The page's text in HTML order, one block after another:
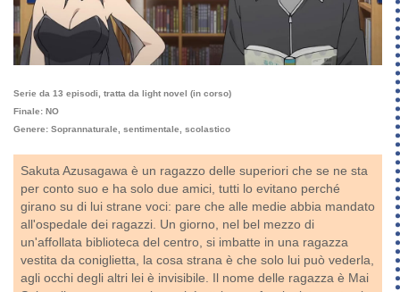
Serie da 13 episodi, tratta da light novel (in corso)
Finale: NO
Genere: Soprannaturale, sentimentale, scolastico
Sakuta Azusagawa è un ragazzo delle superiori che se ne sta
per conto suo e ha solo due amici, tutti lo evitano perché
girano su di lui strane voci: pare che alle medie abbia mandato
all'ospedale dei ragazzi. Un giorno, nel bel mezzo di
un'affollata biblioteca del centro, si imbatte in una ragazza
vestita da coniglietta, la cosa strana è che solo lui può vederla,
agli occhi degli altri lei è invisibile. Il nome delle ragazza è Mai